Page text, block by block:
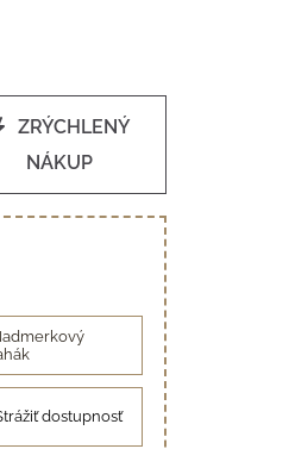
ZRÝCHLENÝ
NÁKUP
dostupnosť